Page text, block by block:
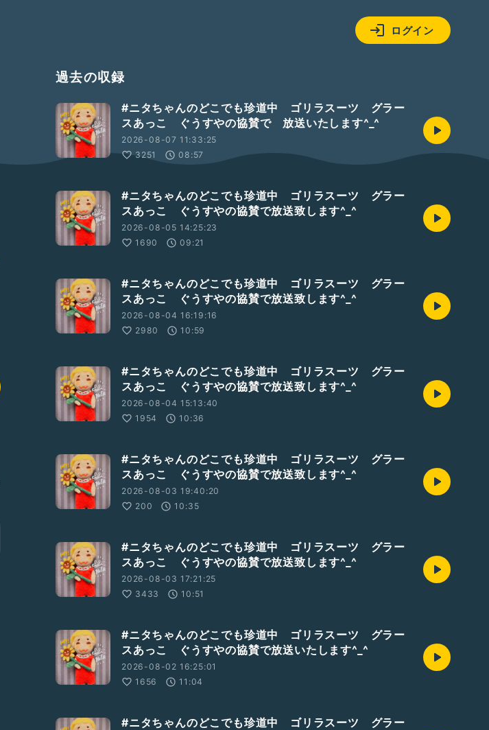
ログイン
過去の収録
#ニタちゃんのどこでも珍道中 ゴリラスーツ グラー
スあっこ ぐうすやの協賛で 放送いたします^_^
2026-08-07 11:33:25
3251
08:57
#ニタちゃんのどこでも珍道中 ゴリラスーツ グラー
スあっこ ぐうすやの協賛で放送致します^_^
2026-08-05 14:25:23
1690
09:21
#ニタちゃんのどこでも珍道中 ゴリラスーツ グラー
スあっこ ぐうすやの協賛で放送致します^_^
2026-08-04 16:19:16
2980
10:59
#ニタちゃんのどこでも珍道中 ゴリラスーツ グラー
スあっこ ぐうすやの協賛で放送致します^_^
2026-08-04 15:13:40
1954
10:36
#ニタちゃんのどこでも珍道中 ゴリラスーツ グラー
スあっこ ぐうすやの協賛で放送致します^_^
2026-08-03 19:40:20
200
10:35
#ニタちゃんのどこでも珍道中 ゴリラスーツ グラー
スあっこ ぐうすやの協賛で放送致します^_^
2026-08-03 17:21:25
3433
10:51
#ニタちゃんのどこでも珍道中 ゴリラスーツ グラー
スあっこ ぐうすやの協賛で放送いたします^_^
2026-08-02 16:25:01
1656
11:04
#ニタちゃんのどこでも珍道中 ゴリラスーツ グラー